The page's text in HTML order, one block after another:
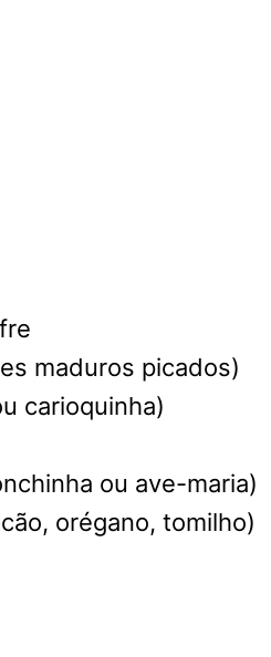
maduros picados)
carioquinha)
ou ave-maria)
orégano, tomilho)